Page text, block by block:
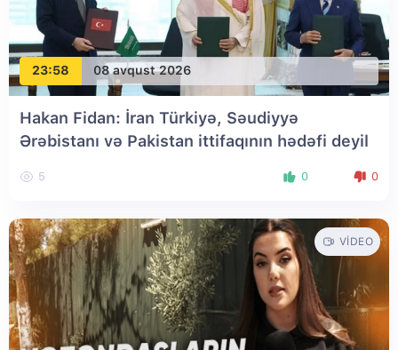
23:58 08 avqust 2026
Hakan Fidan: İran Türkiyə, Səudiyyə
Ərəbistanı və Pakistan ittifaqının hədəfi deyil
5 0 0
VIDEO